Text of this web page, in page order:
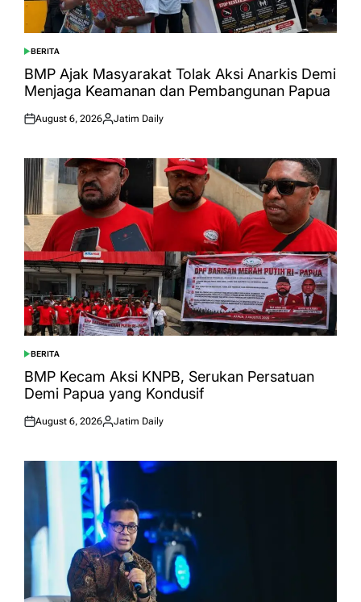
POSTED
IN
BERITA
BMP Ajak Masyarakat Tolak Aksi Anarkis Demi
Menjaga Keamanan dan Pembangunan Papua
Posted
August 6, 2026
Posted
Jatim Daily
POSTED
IN
BERITA
BMP Kecam Aksi KNPB, Serukan Persatuan
Demi Papua yang Kondusif
Posted
August 6, 2026
Posted
Jatim Daily